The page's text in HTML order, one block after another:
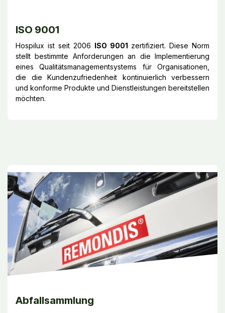
ISO 9001
Hospilux ist seit 2006 ISO 9001 zertifiziert. Diese Norm
stellt bestimmte Anforderungen an die Implementierung
eines Qualitätsmanagementsystems für Organisationen,
die die Kundenzufriedenheit kontinuierlich verbessern
und konforme Produkte und Dienstleistungen bereitstellen
möchten.
Abfallsammlung